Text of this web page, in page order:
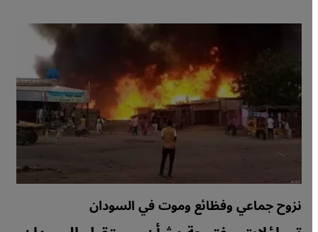
نزوح جماعي وفظائع وموت في السودان